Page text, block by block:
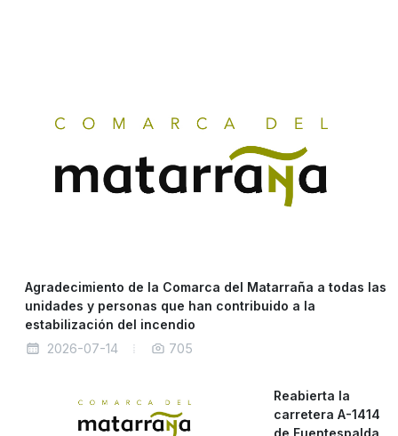
Agradecimiento de la Comarca del Matarraña a todas las
unidades y personas que han contribuido a la
estabilización del incendio
2026-07-14
705
Reabierta la
carretera A-1414